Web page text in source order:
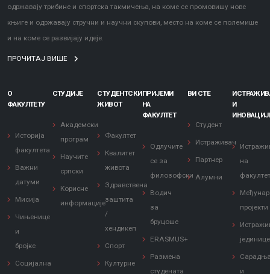
одржавају трибине и спортска такмичења, на коме се промовишу нове
књиге и одржавају стручни и научни скупови, место на коме се полемише
и на коме се развијају идеје.
ПРОЧИТАЈ ВИШЕ
О
ФАКУЛТЕТУ
Историја
факултета
Важни
датуми
Мисија
Чињенице
и
бројке
Социјална
СТУДИЈЕ
Академски
програм
Научите
српски
Корисне
информације
СТУДЕНТСКИ
ЖИВОТ
Факултет
Квалитет
живота
Здравствена
заштита
/
хендикеп
Спорт
Културне
ПРИЈЕМИ
НА
ФАКУЛТЕТ
Одлучите
се за
филозофски
Водич
за
бруцоше
ERASMUS+
Размена
студената
ВИ СТЕ
Студент
Истраживач
Партнер
Алумни
И
на
пројекти
јединице
и